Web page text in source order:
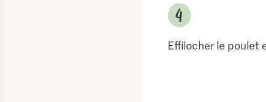
Effilocher le poulet